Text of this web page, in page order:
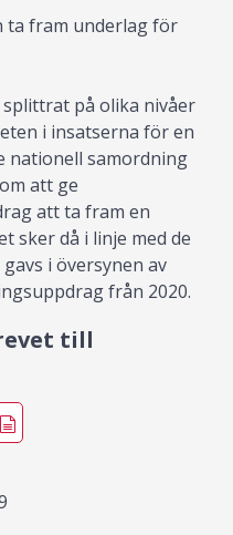
ta fram underlag för
på olika nivåer
i insatserna för en
nationell samordning
att ge
att ta fram en
sker då i linje med de
i översynen av
från 2020.
till